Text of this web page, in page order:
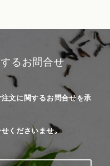
るお問合せ
文に関するお問合せを承
くださいませ。